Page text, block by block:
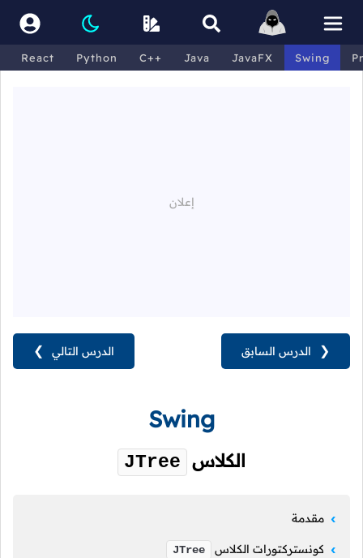
React Python C++ Java JavaFX Swing
الدرس التالي ❯ ❮ الدرس السابق
Swing
الكلاس JTree
مقدمة
كونستركتورات الكلاس JTree